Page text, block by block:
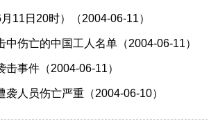
11日20时）（2004-06-11）
中伤亡的中国工人名单（2004-06-11）
击事件（2004-06-11）
袭人员伤亡严重（2004-06-10）